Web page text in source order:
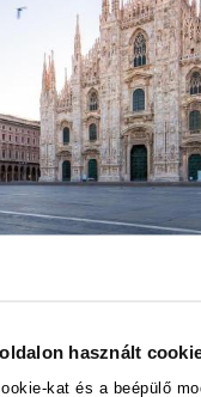
használt
kat és a beépülő